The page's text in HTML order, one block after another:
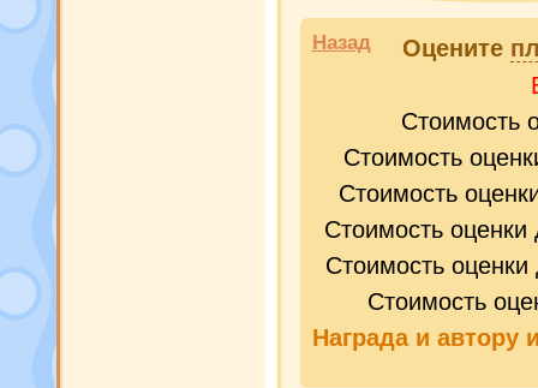
Назад Оцените
Стоимость
Стоимость
Стоимость
Стоимость
Стоимость
Стоимость
Награда и автору